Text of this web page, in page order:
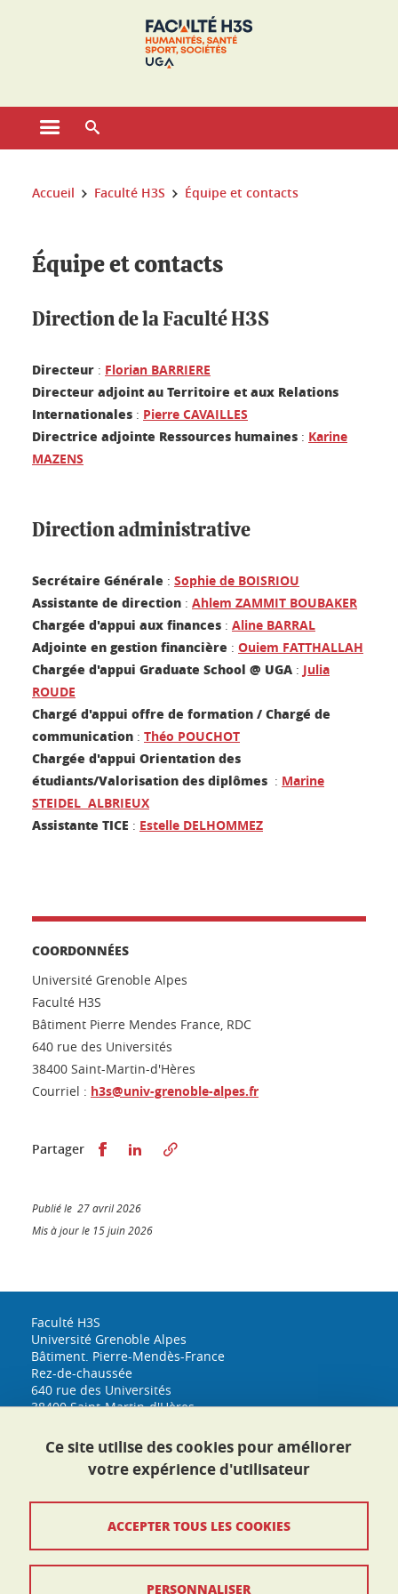
Ouvrir le menu principal
Vous êtes ici :
Accueil Faculté H3S Équipe et contacts
Équipe et contacts
Direction de la Faculté H3S
Directeur : Florian BARRIERE
Directeur adjoint au Territoire et aux Relations
Internationales : Pierre CAVAILLES
Directrice adjointe Ressources humaines : Karine
MAZENS
Direction administrative
Secrétaire Générale : Sophie de BOISRIOU
Assistante de direction : Ahlem ZAMMIT BOUBAKER
Chargée d'appui aux finances : Aline BARRAL
Adjointe en gestion financière : Ouiem FATTHALLAH
Chargée d'appui Graduate School @ UGA : Julia
ROUDE
Chargé d'appui offre de formation / Chargé de
communication : Théo POUCHOT
Chargée d'appui Orientation des
étudiants/Valorisation des diplômes : Marine
STEIDEL ALBRIEUX
Assistante TICE : Estelle DELHOMMEZ
COORDONNÉES
Université Grenoble Alpes
Faculté H3S
Bâtiment Pierre Mendes France, RDC
640 rue des Universités
38400 Saint-Martin-d'Hères
Courriel : h3s@univ-grenoble-alpes.fr
Partager Partager sur Facebook
Partager sur LinkedIn
Publié le 27 avril 2026
Mis à jour le 15 juin 2026
Faculté H3S
Université Grenoble Alpes
Bâtiment. Pierre-Mendès-France
Rez-de-chaussée
640 rue des Universités
38400 Saint-Martin-d'Hères
Tél. : 04 76 74 33 53
Plan d'accès
Mentions légales
Données personnelles
Ce site utilise des cookies pour améliorer
votre expérience d'utilisateur
ACCEPTER TOUS LES COOKIES
PERSONNALISER